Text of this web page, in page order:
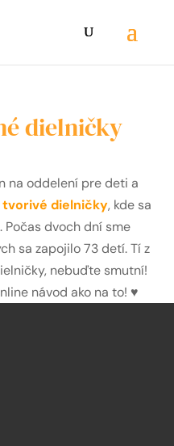
dielničky
na oddelení pre deti a
tvorivé dielničky, kde sa
dvoch dní sme
sa zapojilo 73 detí. Tí z
nebuďte smutní!
návod ako na to! ♥